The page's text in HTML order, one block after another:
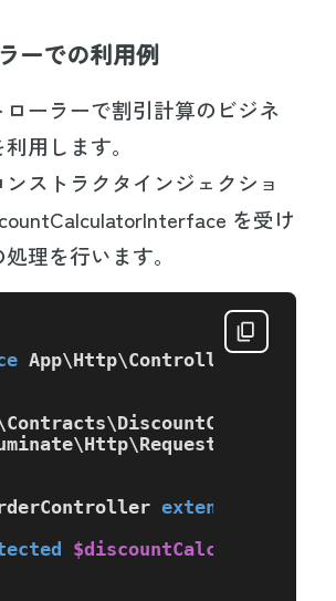
ーでの利用例
ーラーで割引計算のビジネ
用します。
ストラクタインジェクショ
を受け
理を行います。
App\ Http\Controllers
Contracts\
\ Http\ Request
extends
$discountCalculator